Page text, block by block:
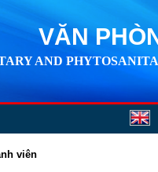
VĂN
AND
viên